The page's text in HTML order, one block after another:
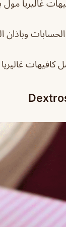
غاليريا مول
وباذان
كافيهات